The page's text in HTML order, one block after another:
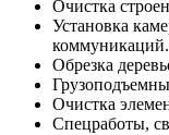
Очистка
Установка
коммуникаций.
Обрезка
Очистка
Спецработы,